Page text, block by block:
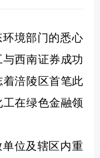
境部门的悉心
西南证券成功
涪陵区首笔此
在绿色金融领
位及辖区内重